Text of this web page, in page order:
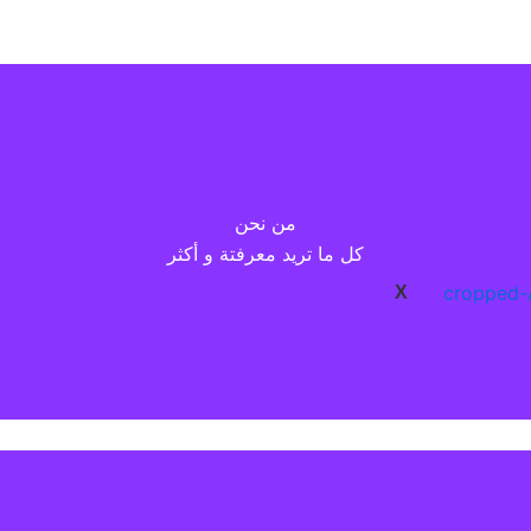
X
من نحن
كل ما تريد معرفتة و أكثر
, نحن ملتزمون بتقديم خدمات شاملة لمساعدتك على تحويل
مخصصاً لتحقيق النجاح. لهذا السبب نأخذ الوقت الكافي
هو العمل الجماعي ، ونعمل بشكل تعاوني مع عملائنا للتأكد من